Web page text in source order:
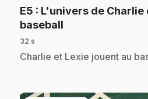
E5 : L'univers de Charlie
baseball
32 s
.Charlie et Lexie jouent au